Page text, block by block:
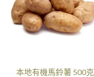
本地有機馬鈴薯 500克